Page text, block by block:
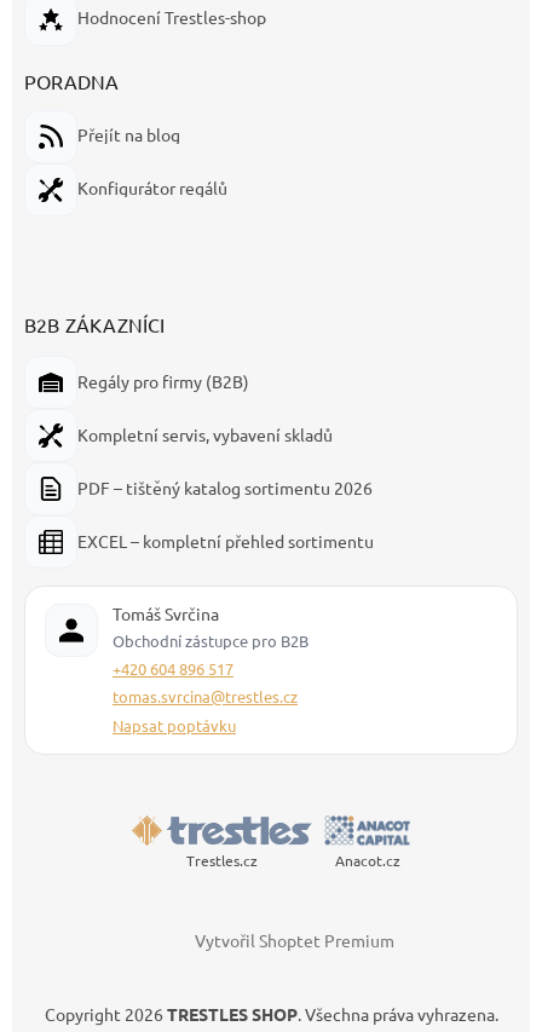
Hodnocení Trestles-shop
PORADNA
Přejít na blog
Konfigurátor regálů
B2B ZÁKAZNÍCI
Regály pro firmy (B2B)
Kompletní servis, vybavení skladů
PDF – tištěný katalog sortimentu 2026
EXCEL – kompletní přehled sortimentu
Tomáš Svrčina
Obchodní zástupce pro B2B
+420 604 896 517
tomas.svrcina@trestles.cz
Napsat poptávku
Trestles.cz Anacot.cz
Vytvořil Shoptet Premium
Copyright 2026 TRESTLES SHOP. Všechna práva vyhrazena.